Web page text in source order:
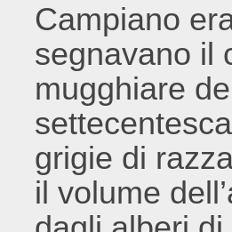
Campiano
segnavano il
mugghiare
grigie di
il volume